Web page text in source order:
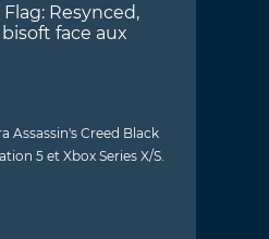
Flag: Resynced,
face aux
Assassin's Creed Black
5 et Xbox Series X/S.